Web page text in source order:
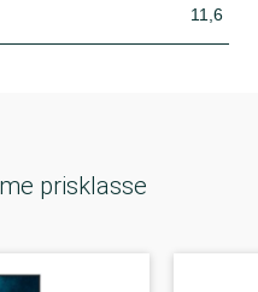
11,6
prisklasse